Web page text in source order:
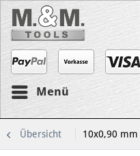
Menü
Übersicht 10x0,90 mm